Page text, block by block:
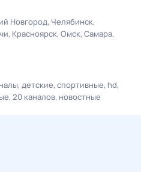
Новгород Челябинск
Красноярск Омск Самара
детские спортивные hd
20 каналов новостные